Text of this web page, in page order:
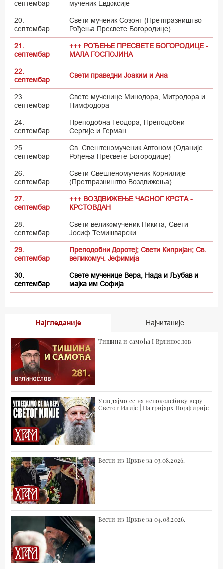
септембар мученик Евдоксије
20.
септембар
Свети мученик Созонт (Претпразништво
Рођења Пресвете Богородице)
21.
септембар
+++ РОЂЕЊЕ ПРЕСВЕТЕ БОГОРОДИЦЕ -
МАЛА ГОСПОЈИНА
22.
септембар
Свети праведни Јоаким и Ана
23.
септембар
Свете мученице Минодора, Митродора и
Нимфодора
24.
септембар
Преподобна Теодора; Преподобни
Сергије и Герман
25.
септембар
Св. Свештеномученик Автоном (Оданије
Рођења Пресвете Богородице)
26.
септембар
Свети Свештеномученик Корнилије
(Претпразништво Воздвижења)
27.
септембар
+++ ВОЗДВИЖЕЊЕ ЧАСНОГ КРСТА -
КРСТОВДАН
28.
септембар
Свети великомученик Никита; Свети
Јосиф Темишварски
29.
септембар
Преподобни Доротеј; Свети Кипријан; Св.
великомуч. Јефимија
30.
септембар
Свете мученице Вера, Нада и Љубав и
мајка им Софија
Најгледаније Најчитаније
Тишина и самоћа I Врлинослов
Угледајмо се на непоколебиву веру
Светог Илије | Патријарх Порфирије
Вести из Цркве за 03.08.2026.
Вести из Цркве за 04.08.2026.